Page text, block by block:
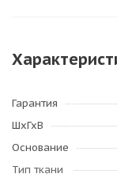
Гарантия
ШхГхВ
Основание
Тип ткани